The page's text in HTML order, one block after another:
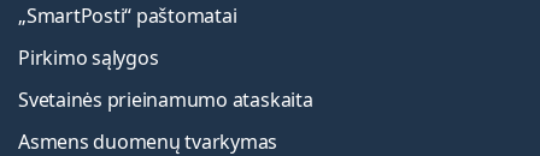
„SmartPosti“ paštomatai
Pirkimo sąlygos
Svetainės prieinamumo ataskaita
Asmens duomenų tvarkymas